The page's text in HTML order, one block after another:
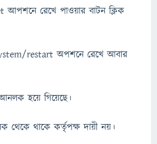
রেখে পাওয়ার বাটন ক্লিক
restart অপশনে রেখে আবার
হয়ে গিয়েছে।
থেকে থাকে কর্তৃপক্ষ দায়ী নয়।